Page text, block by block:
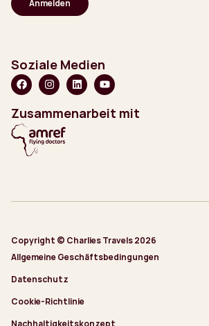
Soziale Medien
Zusammenarbeit mit
Copyright © Charlies Travels 2026
Allgemeine Geschäftsbedingungen
Datenschutz
Cookie-Richtlinie
Nachhaltigkeitskonzept